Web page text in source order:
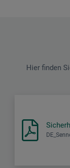
Hier finden